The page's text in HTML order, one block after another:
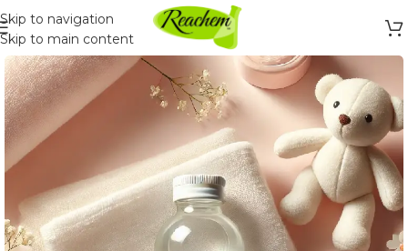
Skip to navigation
Skip to main content